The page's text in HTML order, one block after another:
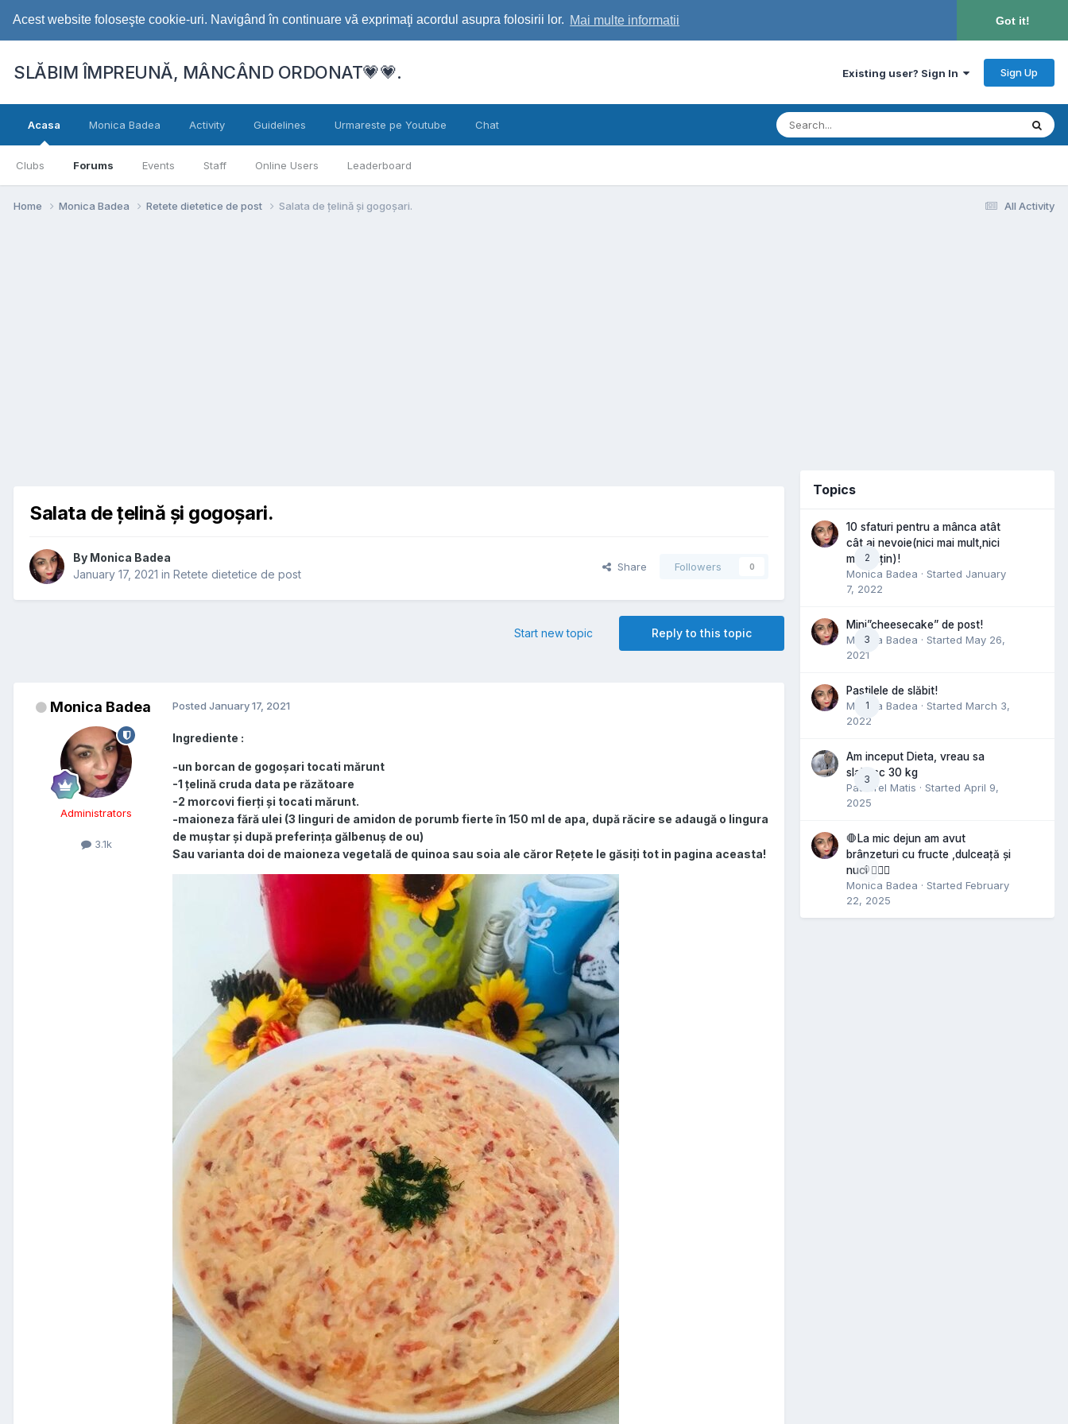
Acest website foloseşte cookie-uri. Navigând în continuare vă exprimaţi acordul asupra folosirii lor. Mai multe informatii Got it!
SLĂBIM ÎMPREUNĂ, MÂNCÂND ORDONAT💗💗. Existing user? Sign In Sign Up
Acasa
Clubs Forums Events Staff Online Users Leaderboard
Monica Badea Activity Guidelines Urmareste pe Youtube Chat
All Activity
Home Monica Badea Retete dietetice de post Salata de țelină și gogoșari.
Salata de țelină și gogoșari.
By Monica Badea
January 17, 2021 in Retete dietetice de post
Share Followers 0
Reply to this topic
Start new topic
Monica Badea
Administrators
3.1k
Posted January 17, 2021
Ingrediente :
-un borcan de gogoșari tocati mărunt
-1 țelină cruda data pe răzătoare
-2 morcovi fierți și tocati mărunt.
-maioneza fără ulei (3 linguri de amidon de porumb fierte în 150 ml de apa, după răcire se adaugă o lingura
de muștar și după preferința gălbenuș de ou)
Sau varianta doi de maioneza vegetală de quinoa sau soia ale căror Rețete le găsiți tot in pagina aceasta!
Topics
2
10 sfaturi pentru a mânca atât
cât ai nevoie(nici mai mult,nici
mai puțin)!
Monica Badea · Started January
7, 2022
3
Mini”cheesecake” de post!
Monica Badea · Started May 26,
2021
1
Pastilele de slăbit!
Monica Badea · Started March 3,
2022
3
Am inceput Dieta, vreau sa
slabesc 30 kg
Pastorel Matis · Started April 9,
2025
0
🛑La mic dejun am avut
brânzeturi cu fructe ,dulceață și
nuci 🤷🏻‍♀️
Monica Badea · Started February
22, 2025